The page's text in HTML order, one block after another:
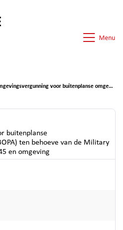
Menu
voor buitenplanse omgevingsplanactiviteit (BOPA) ten behoeve van de Military Boekelo, Landsteinerlaan 45 en omgeving
buitenplanse
ten behoeve van de Military
en omgeving